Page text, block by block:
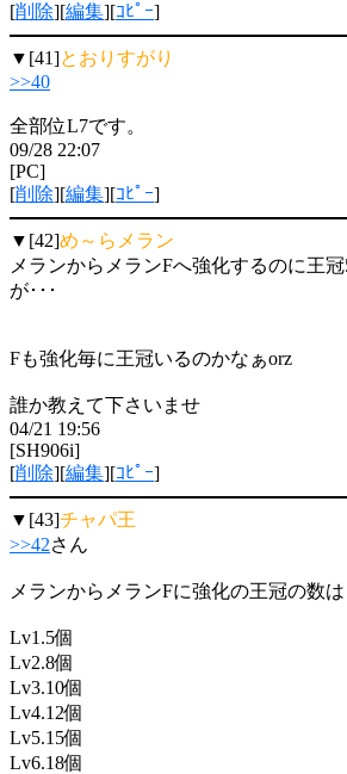
[削除][編集][ｺﾋﾟｰ]
▼[41]とおりすがり
>>40
全部位L7です。
09/28 22:07
[PC]
[削除][編集][ｺﾋﾟｰ]
▼[42]め～らメラン
メランからメランFへ強化するのに王
が･･･
Fも強化毎に王冠いるのかなぁorz
誰か教えて下さいませ
04/21 19:56
[SH906i]
[削除][編集][ｺﾋﾟｰ]
▼[43]チャパ王
>>42さん
メランからメランFに強化の王冠の数は
Lv1.5個
Lv2.8個
Lv3.10個
Lv4.12個
Lv5.15個
Lv6.18個